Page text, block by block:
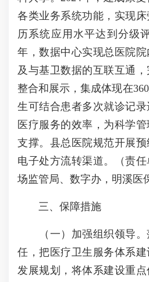
各类业务系统功能，实现
历系统应用水平达到分级
年，数据中心实现总医院
及与基卫数据的互联互通
整合和展示，集成体现在
生可结合患者多次就诊记
医疗服务的效率，为科学
支撑。县总医院规范开展
电子处方流转渠道。（责
场监管局、数字办，明溪医
三、保障措施
（一）加强组织领导。
任，把医疗卫生服务体系
发展规划，将体系建设重